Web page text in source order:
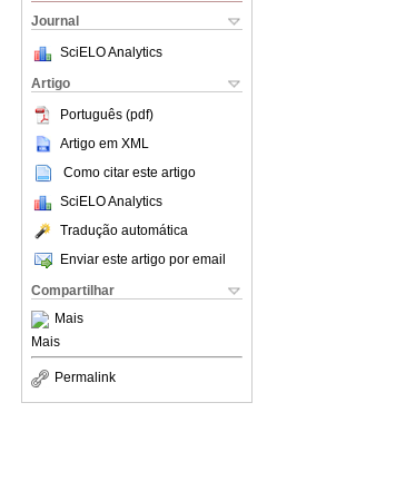
Journal
SciELO Analytics
Artigo
Português (pdf)
Artigo em XML
Como citar este artigo
SciELO Analytics
Tradução automática
Enviar este artigo por email
Compartilhar
Mais
Mais
Permalink